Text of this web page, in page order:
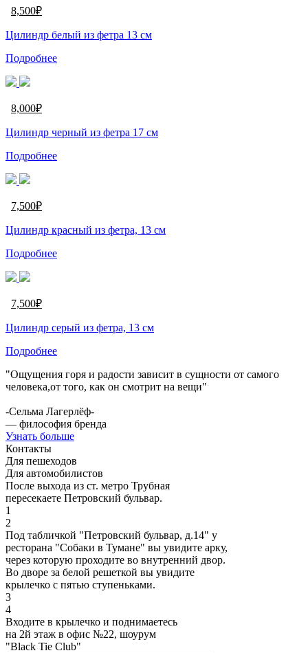
8,500₽
Цилиндр белый из фетра 13 см
Подробнее
8,000₽
Цилиндр черный из фетра 17 см
Подробнее
7,500₽
Цилиндр красный из фетра, 13 см
Подробнее
7,500₽
Цилиндр серый из фетра, 13 см
Подробнее
"Ощущения горя и радости зависит в сущности от самого
человека,от того, как он смотрит на вещи"
-Сельма Лагерлёф-
— философия бренда
Узнать больше
Контакты
Для пешеходов
Для автомобилистов
После выхода из ст. метро Трубная
пересекаете Петровский бульвар.
1
2
Под табличкой "Петровский бульвар, д.14" у
ресторана "Собаки в Тумане" вы увидите арку,
через которую проходите во внутренний двор.
Во дворе за белой решеткой вы увидите
крылечко с пятью ступеньками.
3
4
Входите в крылечко и поднимаетесь
на 2й этаж в офис №22, шоурум
"Black Tie Club"